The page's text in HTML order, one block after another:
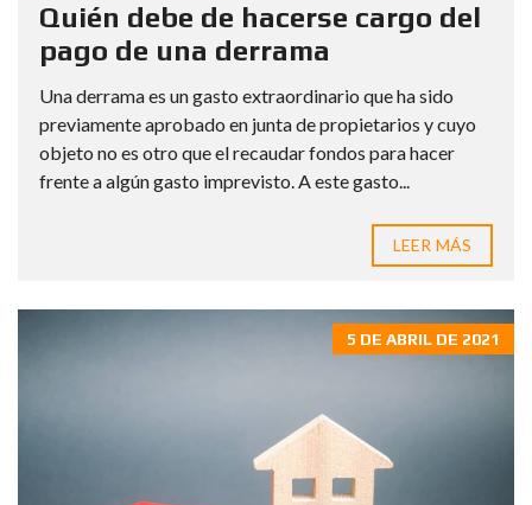
Quién debe de hacerse cargo del
pago de una derrama
Una derrama es un gasto extraordinario que ha sido
previamente aprobado en junta de propietarios y cuyo
objeto no es otro que el recaudar fondos para hacer
frente a algún gasto imprevisto. A este gasto...
LEER MÁS
5 DE ABRIL DE 2021